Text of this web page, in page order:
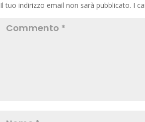
Il tuo indirizzo email non sarà pubblicato. I